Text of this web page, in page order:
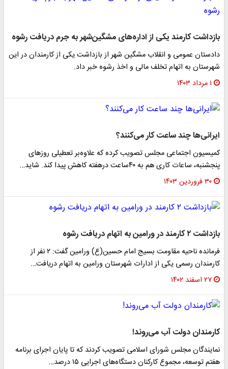
بازداشت کارمند یکی از اداره‌های مشگین‌شهر به جرم دریافت رشوه
دادستان عمومی و انقلاب مشگین شهر از بازداشت یکی از کارمندان در این
شهرستان به اتهام تخلف مالی و اخذ رشوه خبر داد.
۱ مرداد ۱۴۰۳
ایرانی‌ها چند ساعت کار می‌کنند؟
کمیسیون اجتماعی مجلس تصویب کرده که علاوه‌بر تعطیلی روزهای
پنجشنبه، ساعات کاری هم به ۴۰ساعت درهفته کاهش پیدا کند. شاید…
۳۰ فروردین ۱۴۰۳
بازداشت ۲ کارمند در ورامین به اتهام دریافت رشوه
فرمانده ناحیه مقاومت بسیج امام حسین(ع) ورامین گفت: ۲ نفر از
کارمندان رسمی یکی از ادارات شهرستان ورامین به اتهام دریافت…
۲۷ اسفند ۱۴۰۲
کارمندان دولت آب می‌روند!
نمایندگان مجلس شورای اسلامی تصویب کردند که تا پایان اجرای برنامه
هفتم توسعه، مجموع کارکنان دستگاه‌های اجرایی ۱۵ درصد…